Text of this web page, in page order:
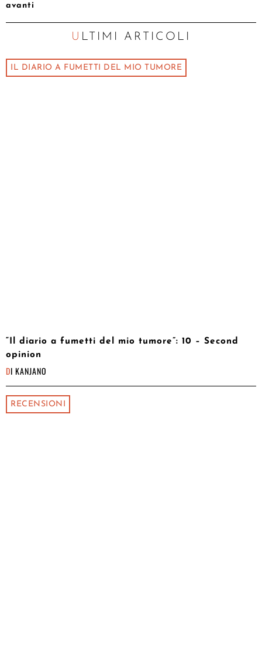
avanti
ULTIMI ARTICOLI
IL DIARIO A FUMETTI DEL MIO TUMORE
“Il diario a fumetti del mio tumore”: 10 – Second
opinion
DI KANJANO
RECENSIONI